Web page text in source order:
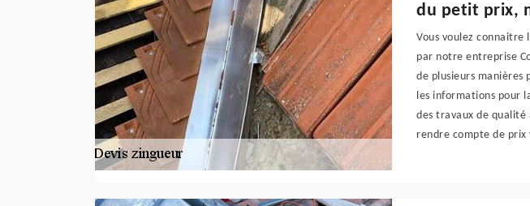
du petit prix,
Vous voulez
par notre entreprise
de plusieurs
les informations pour
des travaux de qualité
rendre compte de